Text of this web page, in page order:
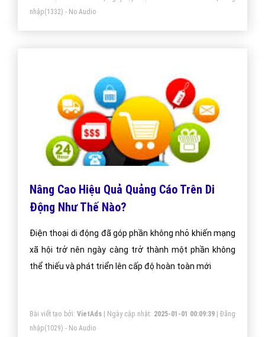
nhập(1332) - No Audio
Nâng Cao Hiệu Quả Quảng Cáo Trên Di
Động Như Thế Nào?
Điện thoại di động đã góp phần không nhỏ khiến mạng
xã hội trở nên ngày càng trở thành một phần không
thể thiếu và phát triển lên cấp độ hoàn toàn mới
Bài viết tạo bởi: VietAds| Ngày cập nhật: 2025-01-01 00:09:39|Đăng
nhập(1029) - No Audio